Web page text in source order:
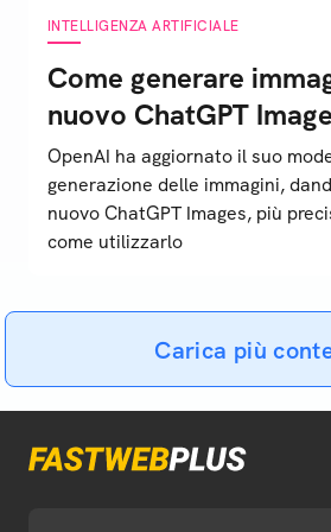
INTELLIGENZA ARTIFICIALE
Come generare
nuovo ChatGPT
OpenAI ha aggiornato il suo
generazione delle immagini,
nuovo ChatGPT Images, più
come utilizzarlo
Carica più